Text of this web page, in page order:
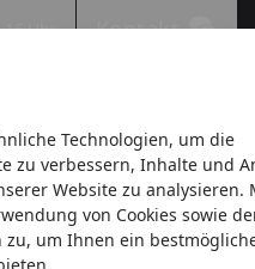
Technologien, um die
zu verbessern, Inhalte und
Website zu analysieren.
von Cookies sowie
um Ihnen ein
16 Uhr Kontakt
Sale & Aktionswaren
MeisterDesign.